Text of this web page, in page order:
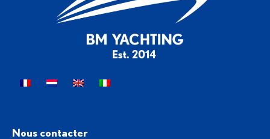
Nous contacter